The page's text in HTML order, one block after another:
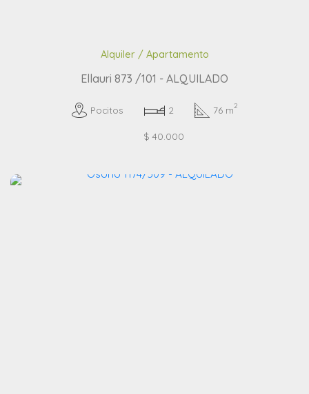
Alquiler / Apartamento
Ellauri 873 /101 - ALQUILADO
Pocitos 2 76 m2
$ 40.000